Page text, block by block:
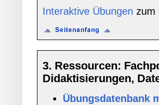
Interaktive Übungen zum
3. Ressourcen:
Didaktisierungen,
Übungsdatenbank